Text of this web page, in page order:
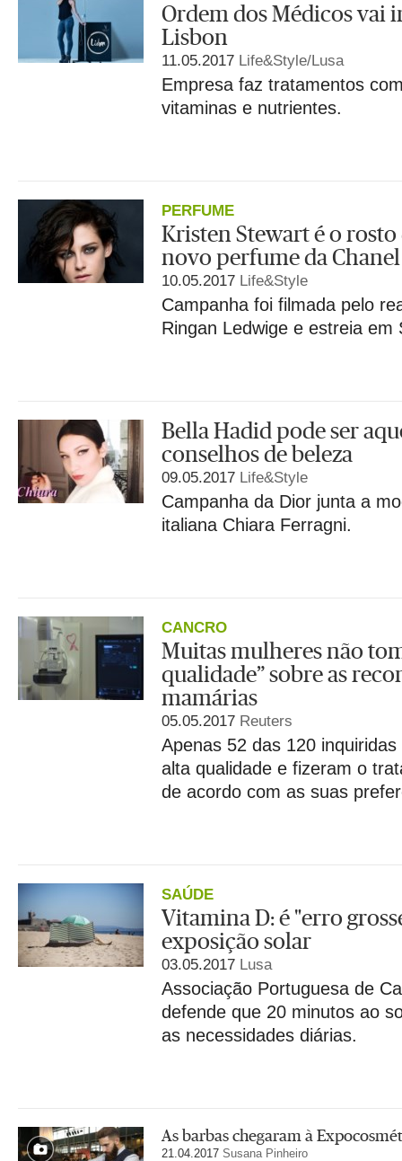
Ordem dos Médicos vai
Lisbon
11.05.2017 Life&Style/Lusa
Empresa faz tratamentos
vitaminas e nutrientes.
PERFUME
Kristen Stewart é o
novo perfume da Chanel
10.05.2017 Life&Style
Campanha foi filmada pelo
Ringan Ledwige e estreia em
Bella Hadid pode ser
conselhos de beleza
09.05.2017 Life&Style
Campanha da Dior junta a
italiana Chiara Ferragni.
CANCRO
Muitas mulheres não
qualidade” sobre as
mamárias
05.05.2017 Reuters
Apenas 52 das 120
alta qualidade e fizeram o
de acordo com as suas
SAÚDE
Vitamina D: é "erro
exposição solar
03.05.2017 Lusa
Associação Portuguesa de
defende que 20 minutos ao
as necessidades diárias.
As barbas chegaram à
21.04.2017 Susana Pinheiro